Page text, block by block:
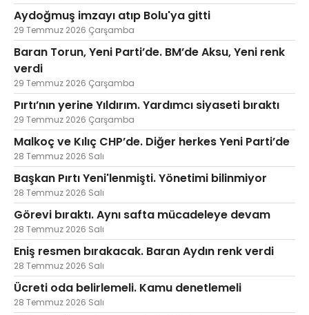
Aydoğmuş imzayı atıp Bolu'ya gitti
29 Temmuz 2026 Çarşamba
Baran Torun, Yeni Parti’de. BM’de Aksu, Yeni renk
verdi
29 Temmuz 2026 Çarşamba
Pırtı’nın yerine Yıldırım. Yardımcı siyaseti bıraktı
29 Temmuz 2026 Çarşamba
Malkoç ve Kılıç CHP’de. Diğer herkes Yeni Parti’de
28 Temmuz 2026 Salı
Başkan Pırtı Yeni'lenmişti. Yönetimi bilinmiyor
28 Temmuz 2026 Salı
Görevi bıraktı. Aynı safta mücadeleye devam
28 Temmuz 2026 Salı
Eniş resmen bırakacak. Baran Aydın renk verdi
28 Temmuz 2026 Salı
Ücreti oda belirlemeli. Kamu denetlemeli
28 Temmuz 2026 Salı